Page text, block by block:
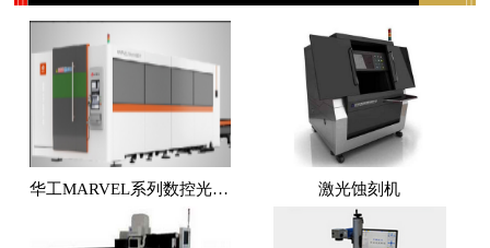
华工MARVEL系列数控光纤激光切割机 激光蚀刻机